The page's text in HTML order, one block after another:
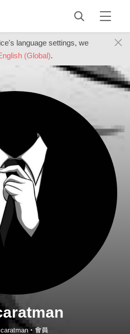
language settings, we
(Global).
・會員